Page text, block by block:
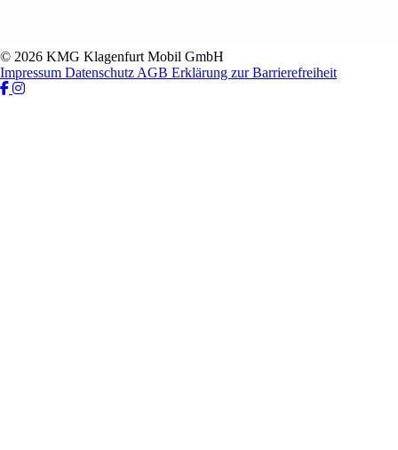
© 2026 KMG Klagenfurt Mobil GmbH
Impressum Datenschutz AGB Erklärung zur Barrierefreiheit